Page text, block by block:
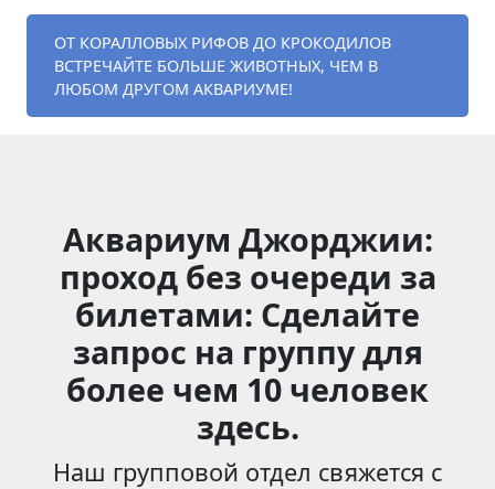
ОТ КОРАЛЛОВЫХ РИФОВ ДО КРОКОДИЛОВ
ВСТРЕЧАЙТЕ БОЛЬШЕ ЖИВОТНЫХ, ЧЕМ В
ЛЮБОМ ДРУГОМ АКВАРИУМЕ!
Аквариум Джорджии:
проход без очереди за
билетами: Сделайте
запрос на группу для
более чем 10 человек
здесь.
Наш групповой отдел свяжется с